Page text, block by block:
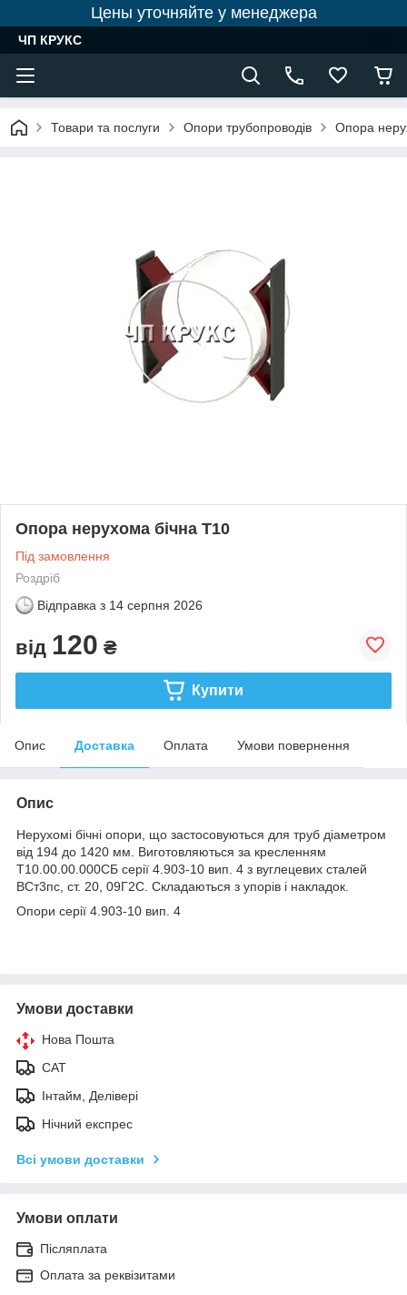
Цены уточняйте у менеджера
ЧП КРУКС
Товари та послуги Опори трубопроводів Опора
Опора нерухома бічна Т10
Під замовлення
Роздріб
Відправка з 14 серпня 2026
від 120 ₴
Купити
Опис Доставка Оплата Умови повернення
Опис
Нерухомі бічні опори, що застосовуються для труб діаметром
від 194 до 1420 мм. Виготовляються за кресленням
Т10.00.00.000СБ серії 4.903-10 вип. 4 з вуглецевих сталей
ВСт3пс, ст. 20, 09Г2С. Складаються з упорів і накладок.
Опори серії 4.903-10 вип. 4
Умови доставки
Нова Пошта
САТ
Інтайм, Делівері
Нічний експрес
Всі умови доставки
Умови оплати
Післяплата
Оплата за реквізитами